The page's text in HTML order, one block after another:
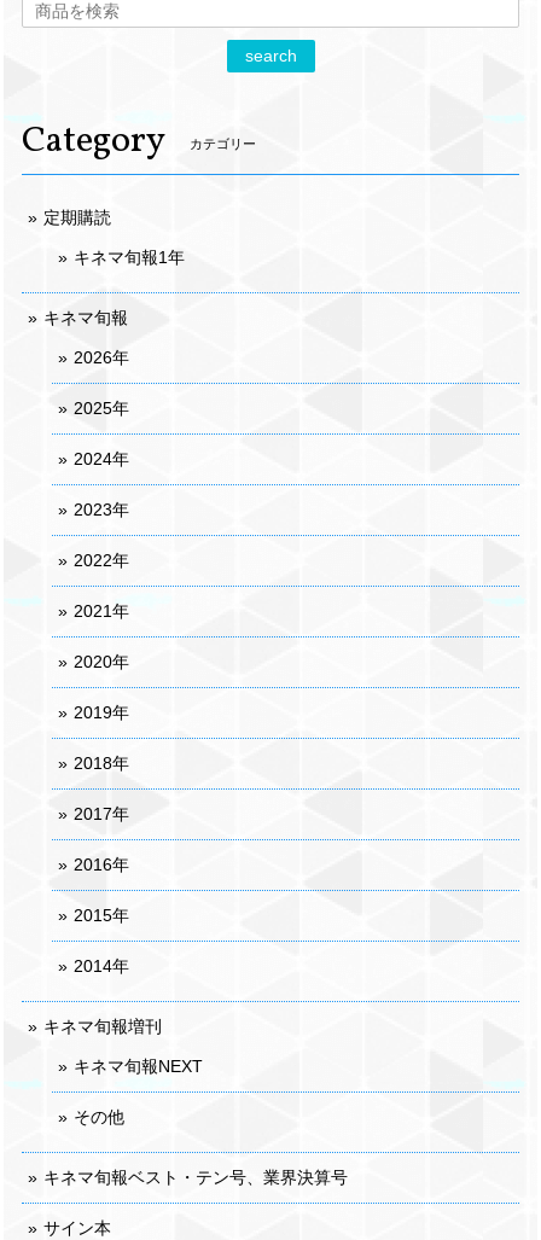
search
Category カテゴリー
定期購読
キネマ旬報1年
キネマ旬報
2026年
2025年
2024年
2023年
2022年
2021年
2020年
2019年
2018年
2017年
2016年
2015年
2014年
キネマ旬報増刊
キネマ旬報NEXT
その他
キネマ旬報ベスト・テン号、業界決算号
サイン本